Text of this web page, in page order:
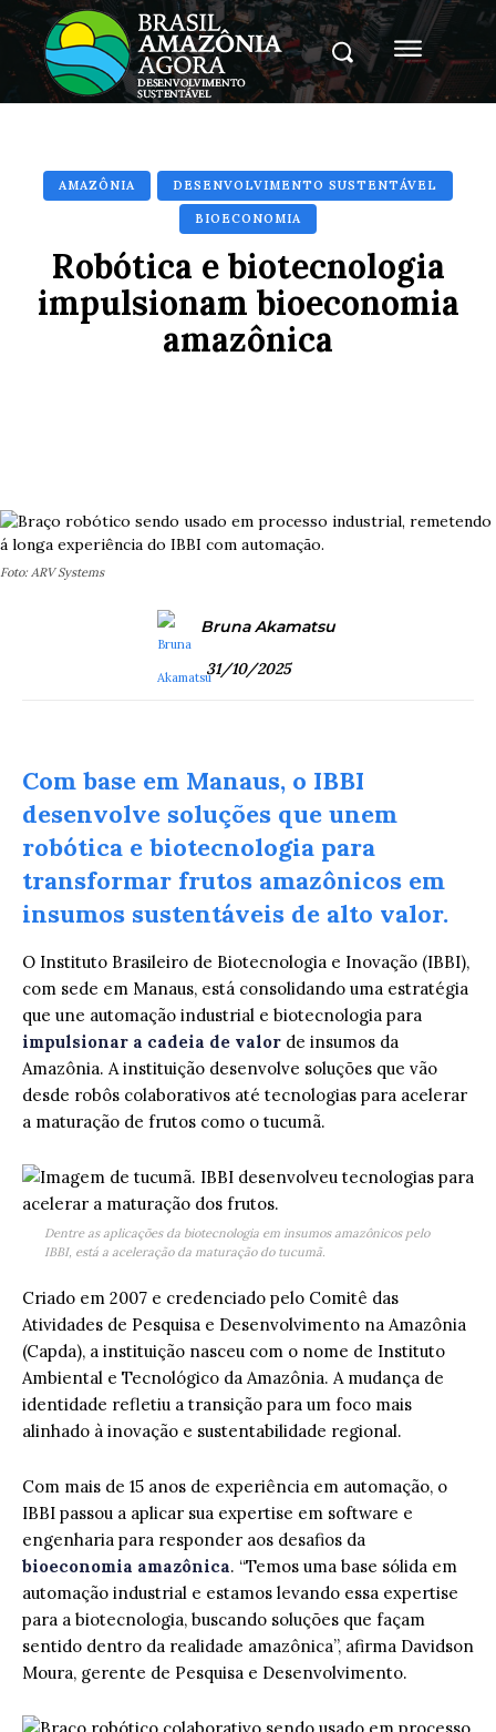
AMAZÔNIA DESENVOLVIMENTO SUSTENTÁVEL
BIOECONOMIA
Robótica e biotecnologia
impulsionam bioeconomia
amazônica
Foto: ARV Systems
Bruna Akamatsu
31/10/2025
Com base em Manaus, o IBBI
desenvolve soluções que unem
robótica e biotecnologia para
transformar frutos amazônicos em
insumos sustentáveis de alto valor.
O Instituto Brasileiro de Biotecnologia e Inovação (IBBI),
com sede em Manaus, está consolidando uma estratégia
que une automação industrial e biotecnologia para
impulsionar a cadeia de valor de insumos da
Amazônia. A instituição desenvolve soluções que vão
desde robôs colaborativos até tecnologias para acelerar
a maturação de frutos como o tucumã.
Dentre as aplicações da biotecnologia em insumos amazônicos pelo
IBBI, está a aceleração da maturação do tucumã.
Criado em 2007 e credenciado pelo Comitê das
Atividades de Pesquisa e Desenvolvimento na Amazônia
(Capda), a instituição nasceu com o nome de Instituto
Ambiental e Tecnológico da Amazônia. A mudança de
identidade refletiu a transição para um foco mais
alinhado à inovação e sustentabilidade regional.
Com mais de 15 anos de experiência em automação, o
IBBI passou a aplicar sua expertise em software e
engenharia para responder aos desafios da
bioeconomia amazônica. “Temos uma base sólida em
automação industrial e estamos levando essa expertise
para a biotecnologia, buscando soluções que façam
sentido dentro da realidade amazônica”, afirma Davidson
Moura, gerente de Pesquisa e Desenvolvimento.